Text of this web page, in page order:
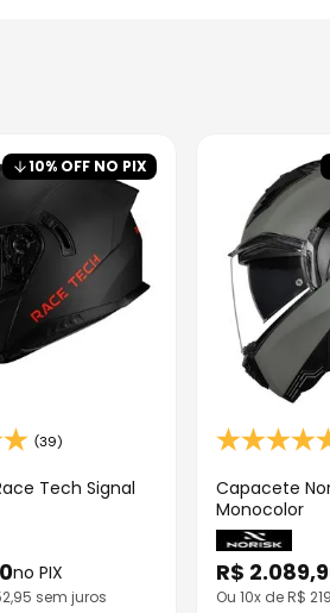
10% OFF NO PIX
(39)
Tech Signal
no PIX
sem juros
Capacete
Monocolor
R$ 2.089,
Ou 10x de R$